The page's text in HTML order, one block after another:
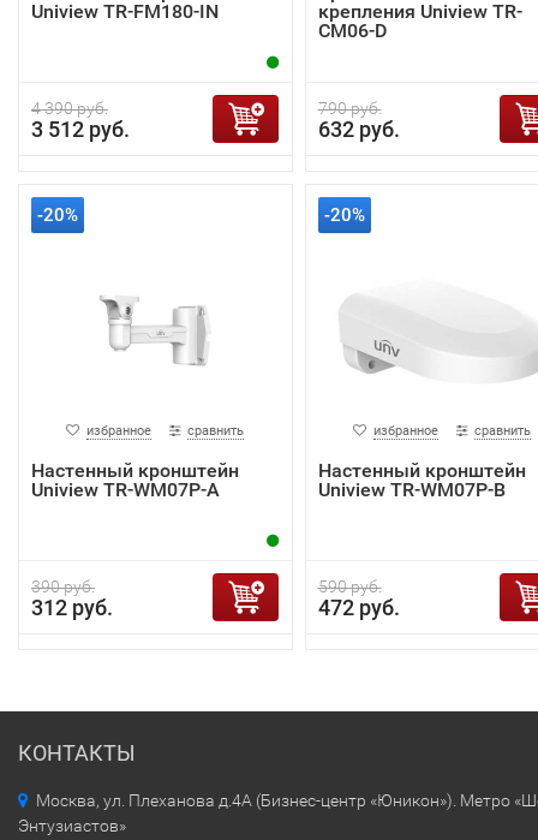
Uniview TR-FM180-IN
4 390 руб.
3 512 руб.
крепления Uniview TR-
CM06-D
790 руб.
632 руб.
-20%
избранное сравнить
Настенный кронштейн
Uniview TR-WM07P-A
390 руб.
312 руб.
-20%
избранное сравнить
Настенный кронштейн
Uniview TR-WM07P-B
590 руб.
472 руб.
КОНТАКТЫ
Москва, ул. Плеханова д.4А (Бизнес-центр «Юникон»). Метро
Энтузиастов»